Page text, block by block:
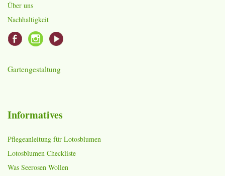
Über uns
Nachhaltigkeit
Gartengestaltung
Informatives
Pflegeanleitung für Lotosblumen
Lotosblumen Checkliste
Was Seerosen Wollen